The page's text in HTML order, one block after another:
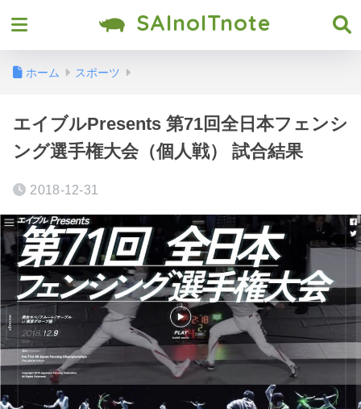
SAInoITnote
ホーム スポーツ
エイブルPresents 第71回全日本フェンシ
ング選手権大会（個人戦） 試合結果
2018-12-31